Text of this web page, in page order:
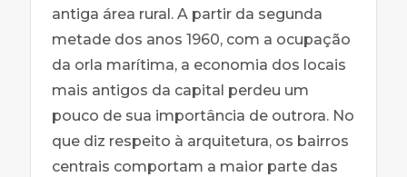
antiga área rural. A partir da segunda
metade dos anos 1960, com a ocupação
da orla marítima, a economia dos locais
mais antigos da capital perdeu um
pouco de sua importância de outrora. No
que diz respeito à arquitetura, os bairros
centrais comportam a maior parte das